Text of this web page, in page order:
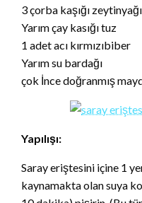
3 çorba kaşığı zeytinyağı
Yarım çay kasığı tuz
1 adet acı kırmızıbiber
Yarım su bardağı
çok İnce doğranmış
Yapılışı:
Saray eriştesini içine 1
kaynamakta olan suya